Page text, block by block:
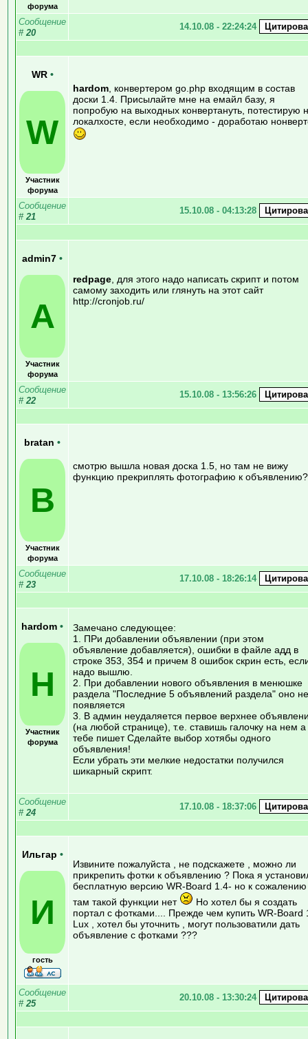
форума
Сообщение
# 20
14.10.08 - 22:24:24
WR •
W
Участник
форума
hardom , конвертером go.php входящим в состав
доски 1.4. Присылайте мне на емайл базу, я
попробую на выходных конвертануть, потестирую
локалхосте, если необходимо - доработаю
Сообщение
# 21
15.10.08 - 04:13:28
admin7 •
A
Участник
форума
redpage , для этого надо написать скрипт и потом
самому заходить или глянуть на этот сайт
http://cronjob.ru/
Сообщение
# 22
15.10.08 - 13:56:26
bratan •
B
Участник
форума
смотрю вышла новая доска 1.5, но там не вижу
функцию прекриплять фотографию к объявлению?
Сообщение
# 23
17.10.08 - 18:26:14
hardom •
H
Участник
форума
Замечано следующее:
1. ПРи добавлении объявлении (при этом
объявление добавляется), ошибки в файле адд в
строке 353, 354 и причем 8 ошибок скрин есть,
надо вышлю.
2. При добавлении нового объявления в менюшке
раздела "Последние 5 объявлений раздела" оно не
появляется
3. В админ неудаляется первое верхнее
(на любой странице), т.е. ставишь галочку на нем а
тебе пишет Сделайте выбор хотябы одного
объявления!
Если убрать эти мелкие недостатки получился
шикарный скрипт.
Сообщение
# 24
17.10.08 - 18:37:06
Ильгар •
И
гость
Извините пожалуйста , не подскажете , можно ли
прикрепить фотки к объявлению ? Пока я
бесплатную версию WR-Board 1.4- но к сожалению
там такой функции нет
Но хотел бы я создать
портал с фотками.... Прежде чем купить WR-Board
Lux , хотел бы уточнить , могут пользоватили дать
объявление с фотками ???
Сообщение
# 25
20.10.08 - 13:30:24